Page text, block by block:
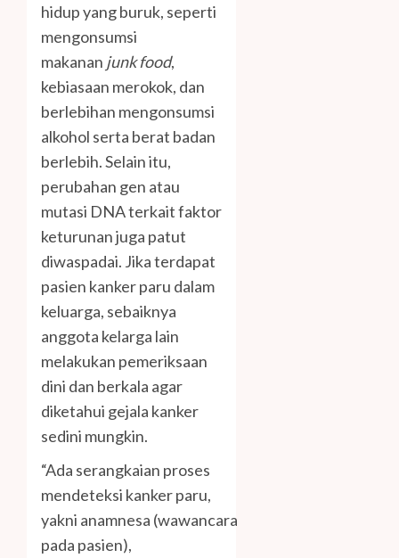
hidup yang buruk, seperti
mengonsumsi
makanan junk food,
kebiasaan merokok, dan
berlebihan mengonsumsi
alkohol serta berat badan
berlebih. Selain itu,
perubahan gen atau
mutasi DNA terkait faktor
keturunan juga patut
diwaspadai. Jika terdapat
pasien kanker paru dalam
keluarga, sebaiknya
anggota kelarga lain
melakukan pemeriksaan
dini dan berkala agar
diketahui gejala kanker
sedini mungkin.
“Ada serangkaian proses
mendeteksi kanker paru,
yakni anamnesa (wawancara
pada pasien),